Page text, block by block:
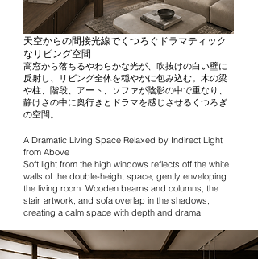
天空からの間接光線でくつろぐドラマティック
なリビング空間
高窓から落ちるやわらかな光が、吹抜けの白い壁に
反射し、リビング全体を穏やかに包み込む。木の梁
や柱、階段、アート、ソファが陰影の中で重なり、
静けさの中に奥行きとドラマを感じさせるくつろぎ
の空間。
A Dramatic Living Space Relaxed by Indirect Light
from Above
Soft light from the high windows reflects off the white
walls of the double-height space, gently enveloping
the living room. Wooden beams and columns, the
stair, artwork, and sofa overlap in the shadows,
creating a calm space with depth and drama.